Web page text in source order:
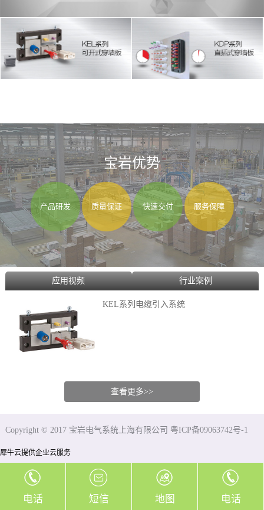
宝岩优势
产品研发 质量保证 快速交付 服务保障
应用视频 行业案例
KEL系列电缆引入系统
查看更多>>
Copyright © 2017 宝岩电气系统上海有限公司 粤ICP备09063742号-1
犀牛云提供企业云服务
电话 短信 地图 电话